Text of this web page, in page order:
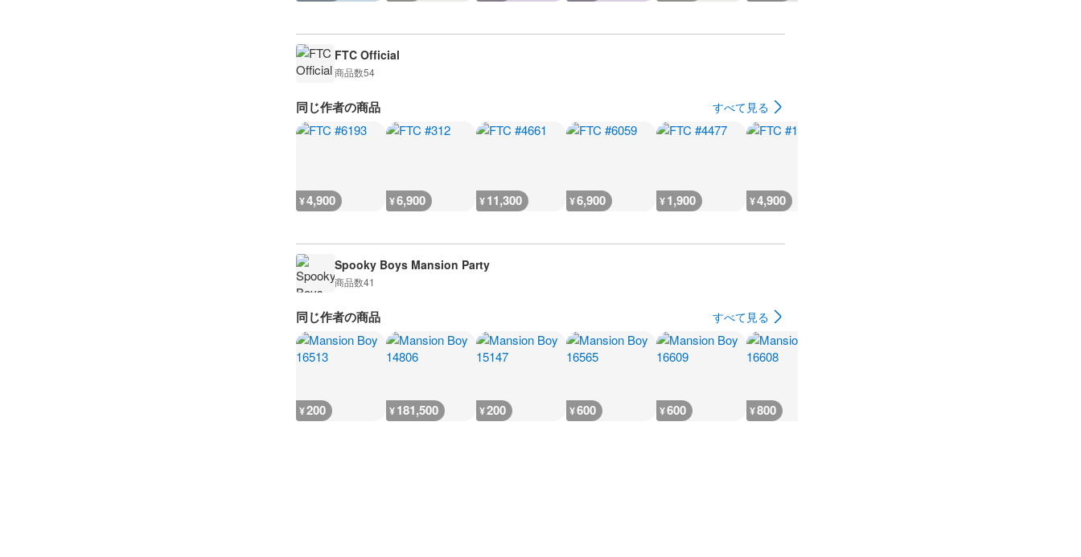
FTC Official
商品数54
同じ作者の商品 すべて見る
¥4,900 ¥6,900 ¥11,300 ¥6,900 ¥1,900 ¥4,900
Spooky Boys Mansion Party
商品数41
同じ作者の商品 すべて見る
¥200 ¥181,500 ¥200 ¥600 ¥600 ¥800